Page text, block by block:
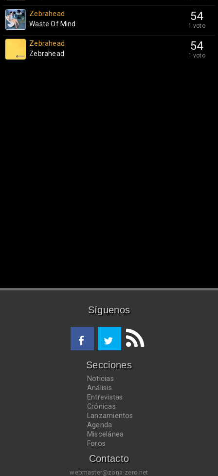
54
1 voto
Zebrahead
Waste Of Mind
54
1 voto
Zebrahead
Zebrahead
Síguenos
Secciones
Noticias
Análisis
Entrevistas
Crónicas
Lanzamientos
Agenda
Miscelánea
Foros
Contacto
webmaster@zona-zero.net